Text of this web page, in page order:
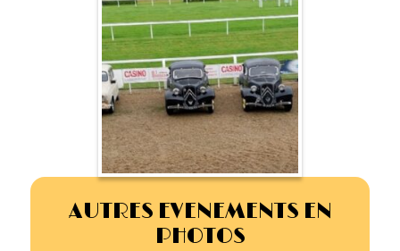
La 15/6 D –
1947/1955
La 15/6 H –
1954/1956
AUTRES EVENEMENTS EN
PHOTOS